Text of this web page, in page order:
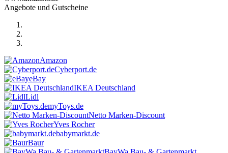
Angebote und Gutscheine
Amazon
Cyberport.de
eBay
IKEA Deutschland
Lidl
myToys.de
Netto Marken-Discount
Yves Rocher
babymarkt.de
Baur